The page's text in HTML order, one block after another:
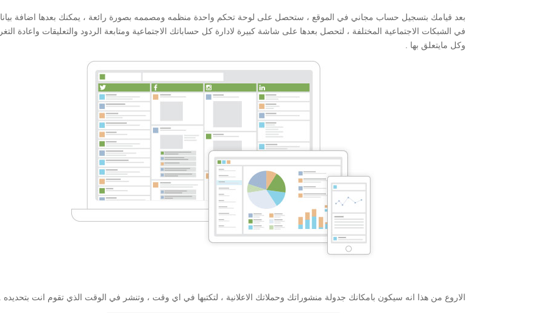
بعد قيامك بتسجيل حساب مجاني في الموقع ، ستحصل على لوحة تحكم واحدة منظمه ومصممه بصورة رائعة ، يمكنك بعدها اضافة
في الشبكات الاجتماعية المختلفة ، لتحصل بعدها على شاشة كبيرة لادارة كل حساباتك الاجتماعية ومتابعة الردود والتعليقات واعادة
وكل مايتعلق بها .
الاروع من هذا انه سيكون بامكانك جدولة منشوراتك وحملاتك الاعلانية ، لتكتبها في اي وقت ، وتنشر في الوقت الذي تقوم انت بتحديده